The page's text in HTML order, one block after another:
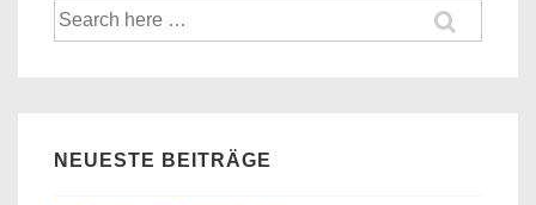
Suche
nach:
NEUESTE BEITRÄGE